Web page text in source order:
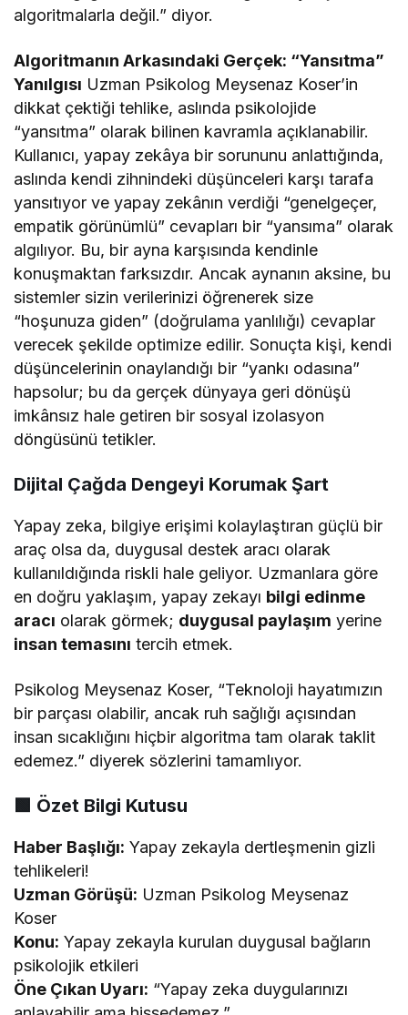
algoritmalarla değil.” diyor.
Algoritmanın Arkasındaki Gerçek: “Yansıtma”
Yanılgısı Uzman Psikolog Meysenaz Koser’in
dikkat çektiği tehlike, aslında psikolojide
“yansıtma” olarak bilinen kavramla açıklanabilir.
Kullanıcı, yapay zekâya bir sorununu anlattığında,
aslında kendi zihnindeki düşünceleri karşı tarafa
yansıtıyor ve yapay zekânın verdiği “genelgeçer,
empatik görünümlü” cevapları bir “yansıma” olarak
algılıyor. Bu, bir ayna karşısında kendinle
konuşmaktan farksızdır. Ancak aynanın aksine, bu
sistemler sizin verilerinizi öğrenerek size
“hoşunuza giden” (doğrulama yanlılığı) cevaplar
verecek şekilde optimize edilir. Sonuçta kişi, kendi
düşüncelerinin onaylandığı bir “yankı odasına”
hapsolur; bu da gerçek dünyaya geri dönüşü
imkânsız hale getiren bir sosyal izolasyon
döngüsünü tetikler.
Dijital Çağda Dengeyi Korumak Şart
Yapay zeka, bilgiye erişimi kolaylaştıran güçlü bir
araç olsa da, duygusal destek aracı olarak
kullanıldığında riskli hale geliyor. Uzmanlara göre
en doğru yaklaşım, yapay zekayı bilgi edinme
aracı olarak görmek; duygusal paylaşım yerine
insan temasını tercih etmek.
Psikolog Meysenaz Koser, “Teknoloji hayatımızın
bir parçası olabilir, ancak ruh sağlığı açısından
insan sıcaklığını hiçbir algoritma tam olarak taklit
edemez.” diyerek sözlerini tamamlıyor.
🟩 Özet Bilgi Kutusu
Haber Başlığı: Yapay zekayla dertleşmenin gizli
tehlikeleri!
Uzman Görüşü: Uzman Psikolog Meysenaz
Koser
Konu: Yapay zekayla kurulan duygusal bağların
psikolojik etkileri
Öne Çıkan Uyarı: “Yapay zeka duygularınızı